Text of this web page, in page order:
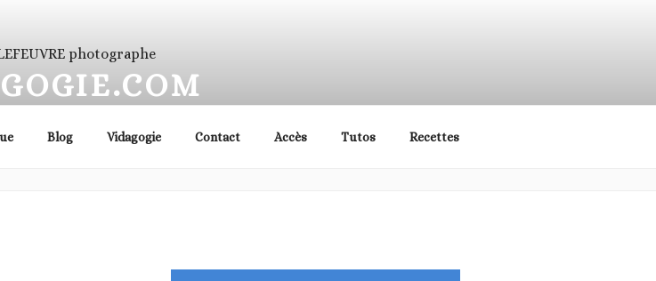
Blog Vidagogie Contact Accès Tutos Recettes